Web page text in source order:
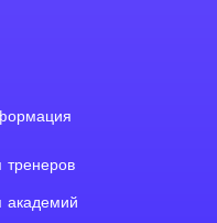
тренеров
академий